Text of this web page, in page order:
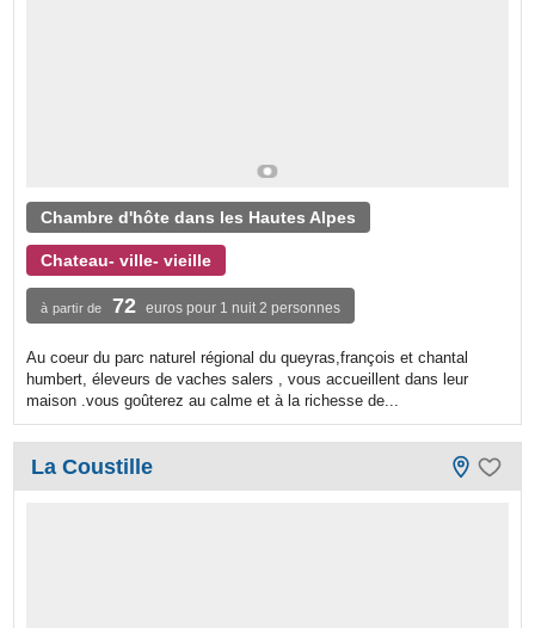
Chambre d'hôte dans les Hautes Alpes
Chateau- ville- vieille
à partir de 72 euros pour 1 nuit 2 personnes
Au coeur du parc naturel régional du queyras,françois et chantal
humbert, éleveurs de vaches salers , vous accueillent dans leur
maison .vous goûterez au calme et à la richesse de...
La Coustille